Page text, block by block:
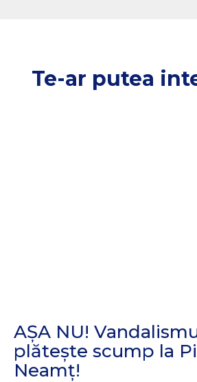
Te-ar putea
AȘA NU!
plătește scump la
Neamț!